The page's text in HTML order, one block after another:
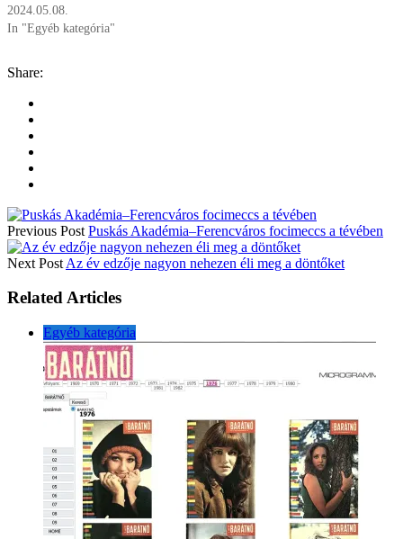
2024.05.08.
In "Egyéb kategória"
Share:
Previous Post Puskás Akadémia–Ferencváros focimeccs a tévében
Next Post Az év edzője nagyon nehezen éli meg a döntőket
Related Articles
Egyéb kategória